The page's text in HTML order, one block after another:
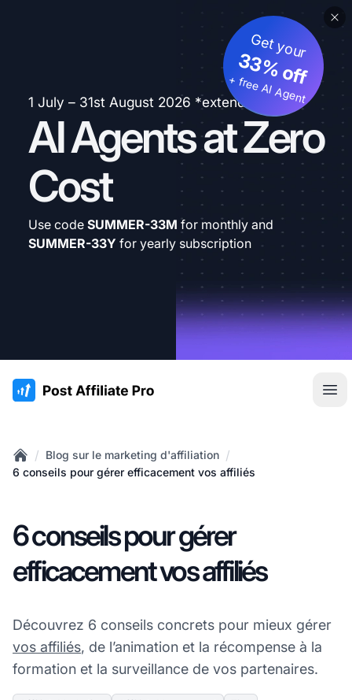
1 July – 31st August 2026 *extended
AI Agents at Zero
Cost
Get your
33% off
+ free AI Agent
Use code SUMMER-33M for monthly and
SUMMER-33Y for yearly subscription
:site.title
Home
/ Blog sur le marketing d'affiliation /
6 conseils pour gérer efficacement vos affiliés
6 conseils pour gérer
efficacement vos affiliés
Découvrez 6 conseils concrets pour mieux gérer
vos affiliés, de l’animation et la récompense à la
formation et la surveillance de vos partenaires.